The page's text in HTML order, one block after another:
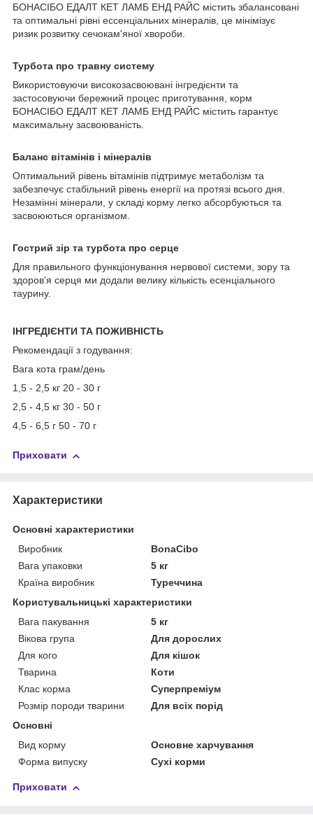
БОНАСІБО ЕДАЛТ КЕТ ЛАМБ ЕНД РАЙС містить збалансовані
та оптимальні рівні ессенціальних мінералів, це мінімізує
ризик розвитку сечокам'яної хвороби.
Турбота про травну систему
Використовуючи високозасвоювані інгредієнти та
застосовуючи бережний процес приготування, корм
БОНАСІБО ЕДАЛТ КЕТ ЛАМБ ЕНД РАЙС містить гарантує
максимальну засвоюваність.
Баланс вітамінів і мінералів
Оптимальний рівень вітамінів підтримує метаболізм та
забезпечує стабільний рівень енергії на протязі всього дня.
Незамінні мінерали, у складі корму легко абсорбуються та
засвоюються організмом.
Гострий зір та турбота про серце
Для правильного функціонування нервової системи, зору та
здоров'я серця ми додали велику кількість есенціального
таурину.
ІНГРЕДІЄНТИ ТА ПОЖИВНІСТЬ
Рекомендації з годування:
Вага кота грам/день
1,5 - 2,5 кг 20 - 30 г
2,5 - 4,5 кг 30 - 50 г
4,5 - 6,5 г 50 - 70 г
Приховати
Характеристики
Основні характеристики
Виробник
BonaCibo
Вага упаковки
5 кг
Країна виробник
Туреччина
Користувальницькі характеристики
Вага пакування
5 кг
Вікова група
Для дорослих
Для кого
Для кішок
Тварина
Коти
Клас корма
Суперпреміум
Розмір породи тварини
Для всіх порід
Основні
Вид корму
Основне харчування
Форма випуску
Сухі корми
Приховати